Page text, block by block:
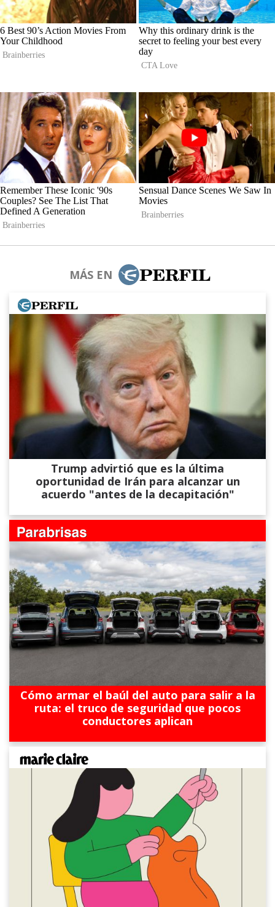
MÁS EN
Trump advirtió que es la última
oportunidad de Irán para alcanzar un
acuerdo "antes de la decapitación"
Cómo armar el baúl del auto para salir a la
ruta: el truco de seguridad que pocos
conductores aplican